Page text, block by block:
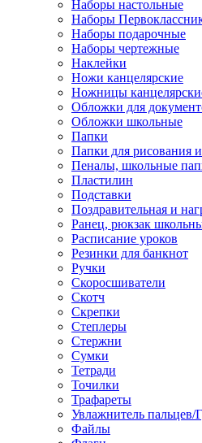
Наборы настольные
Наборы
Наборы подарочные
Наборы чертежные
Наклейки
Ножи канцелярские
Ножницы
Обложки для
Обложки школьные
Папки
Папки для рисования
Пеналы, школьные
Пластилин
Подставки
Поздравительная и
Ранец, рюкзак
Расписание уроков
Резинки для банкнот
Ручки
Скоросшиватели
Скотч
Скрепки
Степлеры
Стержни
Сумки
Тетради
Точилки
Трафареты
Увлажнитель
Файлы